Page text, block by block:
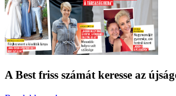
A Best friss számát keresse az